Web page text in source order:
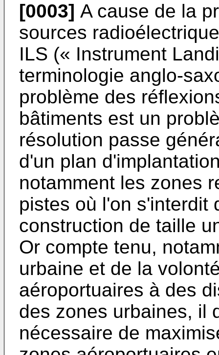
[0003] A cause de la
sources
ILS (« Instrument
terminologie anglo-
problème des
bâtiments est un
résolution passe
d'un plan
notamment les zones
pistes où l'on s'interdit
construction de taille
Or compte tenu,
urbaine et de la
aéroportuaires à des
des zones urbaines, il
nécessaire de